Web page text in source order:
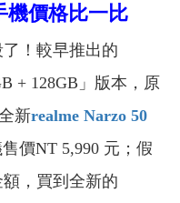
機價格比一比
！較早推出的
+ 128GB」版本， 原
新realme Narzo 50
價NT 5,990 元 ； 假
額，買到全新的